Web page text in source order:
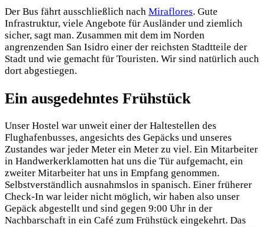
Der Bus fährt ausschließlich nach Miraflores. Gute
Infrastruktur, viele Angebote für Ausländer und ziemlich
sicher, sagt man. Zusammen mit dem im Norden
angrenzenden San Isidro einer der reichsten Stadtteile der
Stadt und wie gemacht für Touristen. Wir sind natürlich auch
dort abgestiegen.
Ein ausgedehntes Frühstück
Unser Hostel war unweit einer der Haltestellen des
Flughafenbusses, angesichts des Gepäcks und unseres
Zustandes war jeder Meter ein Meter zu viel. Ein Mitarbeiter
in Handwerkerklamotten hat uns die Tür aufgemacht, ein
zweiter Mitarbeiter hat uns in Empfang genommen.
Selbstverständlich ausnahmslos in spanisch. Einer früherer
Check-In war leider nicht möglich, wir haben also unser
Gepäck abgestellt und sind gegen 9:00 Uhr in der
Nachbarschaft in ein Café zum Frühstück eingekehrt. Das